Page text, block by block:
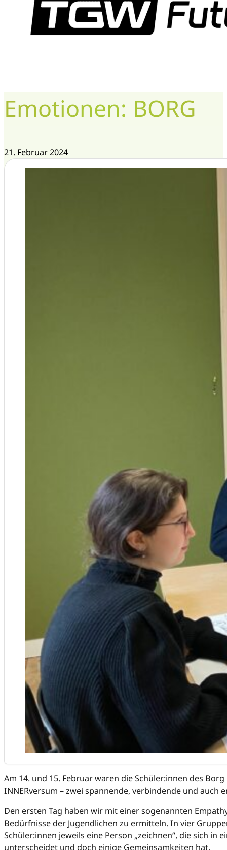
Emotionen: BORG
21. Februar 2024
Am 14. und 15. Februar waren die Schüler:innen des
INNERversum – zwei spannende, verbindende und auch
Den ersten Tag haben wir mit einer sogenannten
Bedürfnisse der Jugendlichen zu ermitteln. In vier
Schüler:innen jeweils eine Person „zeichnen“, die sich in
unterscheidet und doch einige Gemeinsamkeiten hat.